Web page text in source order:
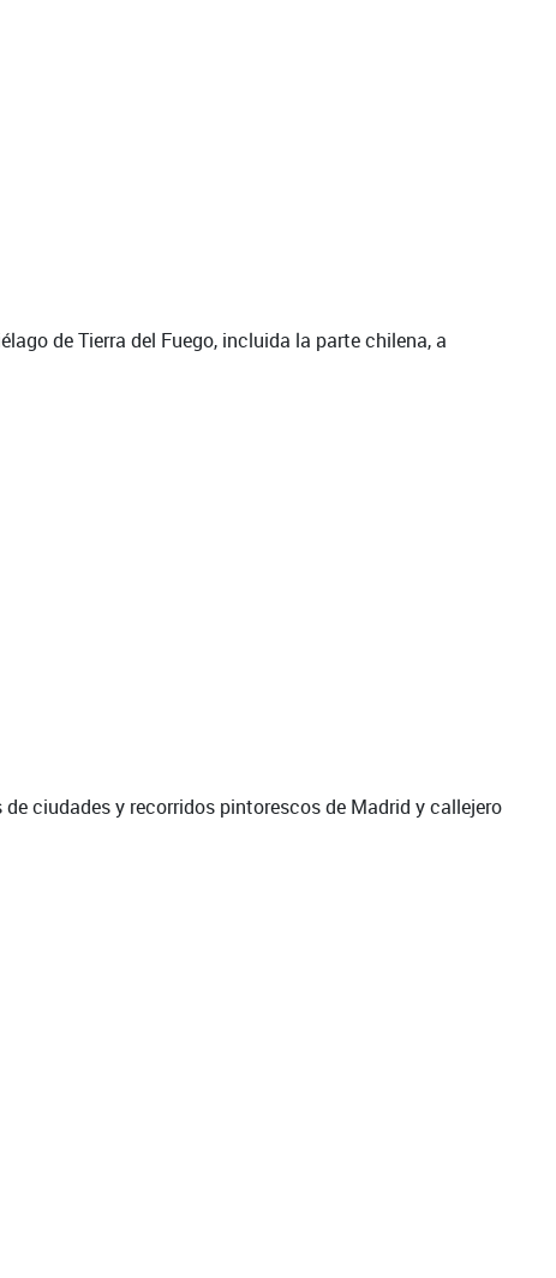
de Tierra del Fuego, incluida la parte chilena, a
ciudades y recorridos pintorescos de Madrid y callejero